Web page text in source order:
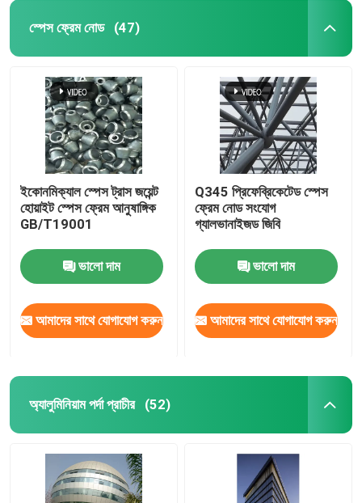
স্পেস ফ্রেম নোড (47)
ইকোনমিক্যাল স্পেস ট্রাস জয়েন্ট
হোয়াইট স্পেস ফ্রেম আনুষাঙ্গিক
GB/T19001
ভালো দাম
আমাদের সাথে যোগাযোগ করুন
Q345 প্রিফেব্রিকেটেড স্পেস
ফ্রেম নোড সংযোগ
গ্যালভানাইজড জিবি
ভালো দাম
আমাদের সাথে যোগাযোগ করুন
অ্যালুমিনিয়াম পর্দা প্রাচীর (52)